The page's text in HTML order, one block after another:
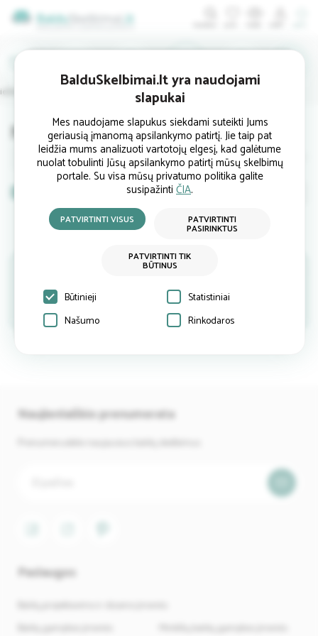
Lauko Interjerui Šviestuvai
Nauji kilimai kaune
Naudoti
baldai
Skelbimų pagal Jūsų pateiktą užklausą šiuo metu nėra.
Jeigu turite baldų kuriuos norite parduoti - įdėkite savo
naujienlaiškį kuriuo gausite Jums aktualius skelbimus.
Naujienlaiškį prenumeruoti galite paspaudę
Sieniniai laikrodžiai Paveikslai Veidrodžiai Žvakės ir
Naujienlaiškio prenumerata
Paslaugos
BalduSkelbimai.lt yra naudojami
slapukai
Mes naudojame slapukus siekdami suteikti Jums
geriausią įmanomą apsilankymo patirtį. Jie taip pat
leidžia mums analizuoti vartotojų elgesį, kad galėtume
nuolat tobulinti Jūsų apsilankymo patirtį mūsų skelbimų
portale. Su visa mūsų privatumo politika galite
susipažinti ČIA.
PATVIRTINTI VISUS PATVIRTINTI
PASIRINKTUS
PATVIRTINTI TIK
BŪTINUS
Būtinieji
Statistiniai
Našumo
Rinkodaros